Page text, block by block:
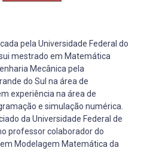
pela Universidade Federal do
mestrado em Matemática
Mecânica pela
do Sul na área de
experiência na área de
e simulação numérica.
da Universidade Federal de
professor colaborador do
Modelagem Matemática da